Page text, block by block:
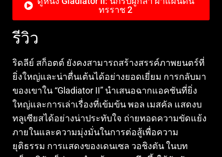
ทรราช 2
รีวิว
ริดลีย์ สก็อตต์ ยังคงสามารถสร้างสรรค์ภาพยนตร์ที่
ยิ่งใหญ่และน่าตื่นเต้นได้อย่างยอดเยี่ยม การกลับมา
ของเขาใน “Gladiator II” นำเสนอฉากแอคชันที่ยิ่ง
ใหญ่และการเล่าเรื่องที่เข้มข้น พอล เมสคัล แสดงบ
ทลูเซียสได้อย่างน่าประทับใจ ถ่ายทอดความขัดแย้ง
ภายในและความมุ่งมั่นในการต่อสู้เพื่อความ
ยุติธรรม การแสดงของเดนเซล วอชิงตัน ในบท